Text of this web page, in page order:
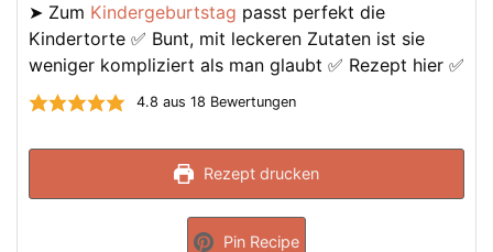
➤ Zum Kindergeburtstag passt perfekt die
Kindertorte ✅ Bunt, mit leckeren Zutaten ist sie
weniger kompliziert als man glaubt ✅ Rezept hier ✅
4.8 aus 18 Bewertungen
Rezept drucken
Pin Recipe